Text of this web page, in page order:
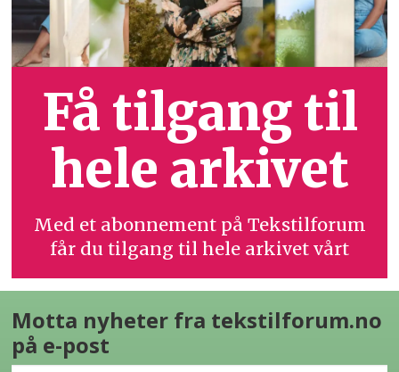
Få tilgang til
hele arkivet
Med et abonnement på Tekstilforum
får du tilgang til hele arkivet vårt
Motta nyheter fra tekstilforum.no
på e-post